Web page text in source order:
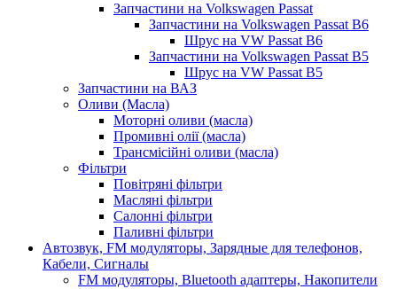
Запчастини на Volkswagen Passat
Запчастини на Volkswagen Passat B6
Шрус на VW Passat B6
Запчастини на Volkswagen Passat B5
Шрус на VW Passat B5
Запчастини на ВАЗ
Оливи (Масла)
Моторні оливи (масла)
Промивні олії (масла)
Трансмісійні оливи (масла)
Фільтри
Повітряні фільтри
Масляні фільтри
Салонні фільтри
Паливні фільтри
Автозвук, FM модуляторы, Зарядные для телефонов,
Кабели, Сигналы
FM модуляторы, Bluetooth адаптеры, Накопители